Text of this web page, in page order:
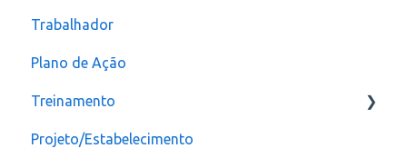
Inspeção Visual
Plano de ação
Checklist
Erros
Criação
CAT
Trabalhador
Plano de Ação
Treinamento
Configuração
Projeto/Estabelecimento